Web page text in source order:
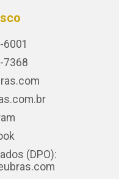
7368
(DPO):